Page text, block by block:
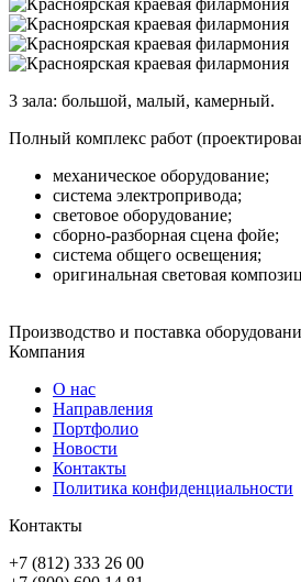
3 зала: большой, малый, камерный.
Полный комплекс работ
механическое оборудование;
система электропривода;
световое оборудование;
сборно-разборная сцена фойе;
система общего освещения;
оригинальная световая
Производство и поставка
Компания
О нас
Направления
Портфолио
Новости
Контакты
Политика конфиденциальности
Контакты
+7 (812) 333 26 00